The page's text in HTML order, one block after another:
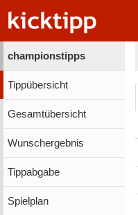
championstipps
Tippübersicht
Gesamtübersicht
Wunschergebnis
Tippabgabe
Spielplan